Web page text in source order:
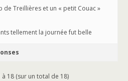
Treillières et un « petit Couac »
tellement la journée fut belle
18 (sur un total de 18)